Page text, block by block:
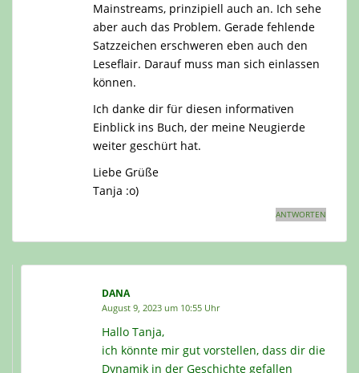
Mainstreams, prinzipiell auch an. Ich sehe
aber auch das Problem. Gerade fehlende
Satzzeichen erschweren eben auch den
Leseflair. Darauf muss man sich einlassen
können.
Ich danke dir für diesen informativen
Einblick ins Buch, der meine Neugierde
weiter geschürt hat.
Liebe Grüße
Tanja :o)
ANTWORTEN
DANA
August 9, 2023 um 10:55 Uhr
Hallo Tanja,
ich könnte mir gut vorstellen, dass dir die
Dynamik in der Geschichte gefallen